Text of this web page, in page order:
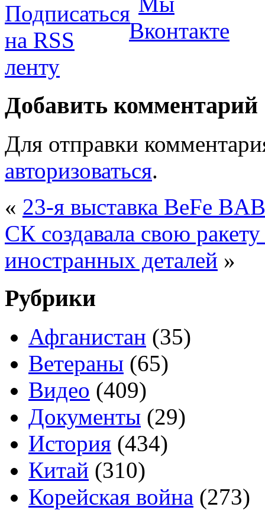
Добавить комментарий
Для отправки
авторизоваться.
« 23-я выставка BeFe
СК создавала свою
иностранных деталей »
Рубрики
Афганистан (35)
Ветераны (65)
Видео (409)
Документы (29)
История (434)
Китай (310)
Корейская война (273)